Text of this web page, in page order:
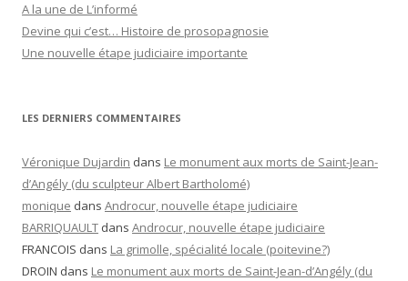
A la une de L’informé
Devine qui c’est… Histoire de prosopagnosie
Une nouvelle étape judiciaire importante
LES DERNIERS COMMENTAIRES
Véronique Dujardin dans Le monument aux morts de Saint-Jean-
d’Angély (du sculpteur Albert Bartholomé)
monique dans Androcur, nouvelle étape judiciaire
BARRIQUAULT dans Androcur, nouvelle étape judiciaire
FRANCOIS dans La grimolle, spécialité locale (poitevine?)
DROIN dans Le monument aux morts de Saint-Jean-d’Angély (du